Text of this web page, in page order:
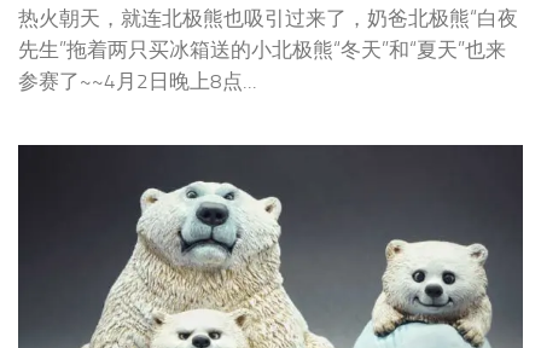
热火朝天，就连北极熊也吸引过来了，奶爸北极熊“白夜
先生”拖着两只买冰箱送的小北极熊“冬天”和“夏天”也来
参赛了~~4月2日晚上8点...